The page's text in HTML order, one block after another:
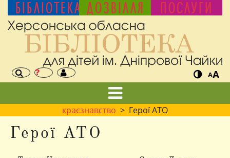
БІБЛІОТЕКА ДОЗВІЛЛЯ ПОСЛУГИ
AA
краєзнавство > Герої АТО
Герої АТО